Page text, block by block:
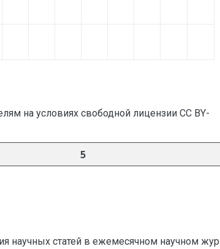
на условиях свободной лицензии CC BY-
5
научных статей в ежемесячном научном